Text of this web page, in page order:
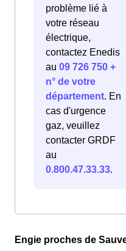
problème lié à
votre réseau
électrique,
contactez Enedis
au 09 726 750 +
n° de votre
département. En
cas d'urgence
gaz, veuillez
contacter GRDF
au
0.800.47.33.33.
Engie proches de